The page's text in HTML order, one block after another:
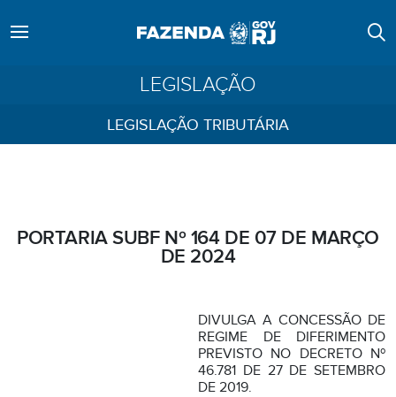
LEGISLAÇÃO
LEGISLAÇÃO TRIBUTÁRIA
PORTARIA SUBF Nº 164 DE 07 DE MARÇO
DE 2024
DIVULGA A CONCESSÃO DE
REGIME DE DIFERIMENTO
PREVISTO NO DECRETO Nº
46.781 DE 27 DE SETEMBRO
DE 2019.